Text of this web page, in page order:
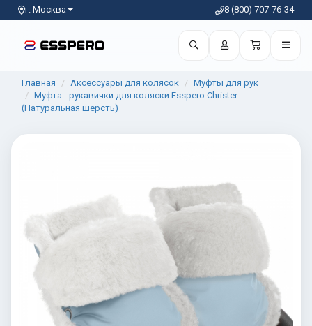
г. Москва 8 (800) 707-76-34
Главная Аксессуары для колясок
Муфты для рук
Муфта - рукавички для коляски Esspero Christer
(Натуральная шерсть)